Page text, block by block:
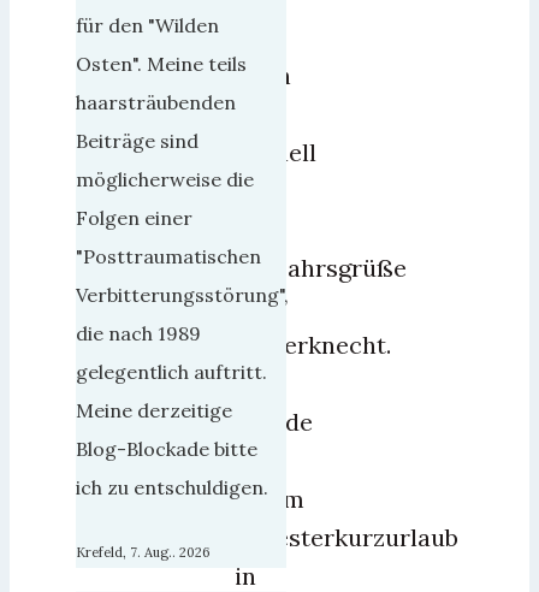
noch
ein
schnell
ein
Neujahrsgrüße
vom
Weberknecht.
Sind
gerade
aus
einem
Silvesterkurzurlaub
in
für den "Wilden
Osten". Meine teils
haarsträubenden
Beiträge sind
möglicherweise die
Folgen einer
"Posttraumatischen
Verbitterungsstörung",
die nach 1989
gelegentlich auftritt.
Meine derzeitige
Blog-Blockade bitte
ich zu entschuldigen.
Krefeld, 7. Aug.. 2026